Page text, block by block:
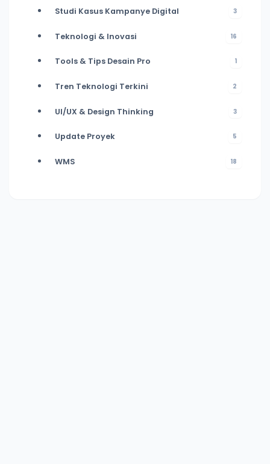
Studi Kasus Kampanye Digital 3
Teknologi & Inovasi 16
Tools & Tips Desain Pro 1
Tren Teknologi Terkini 2
UI/UX & Design Thinking 3
Update Proyek 5
WMS 18